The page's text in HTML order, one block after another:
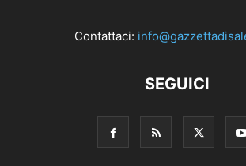
Contattaci:
SEGUICI